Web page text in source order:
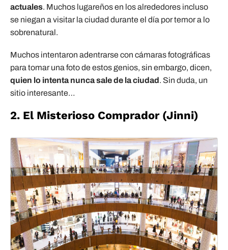
actuales. Muchos lugareños en los alrededores incluso
se niegan a visitar la ciudad durante el día por temor a lo
sobrenatural.
Muchos intentaron adentrarse con cámaras fotográficas
para tomar una foto de estos genios, sin embargo, dicen,
quien lo intenta nunca sale de la ciudad. Sin duda, un
sitio interesante…
2. El Misterioso Comprador (Jinni)